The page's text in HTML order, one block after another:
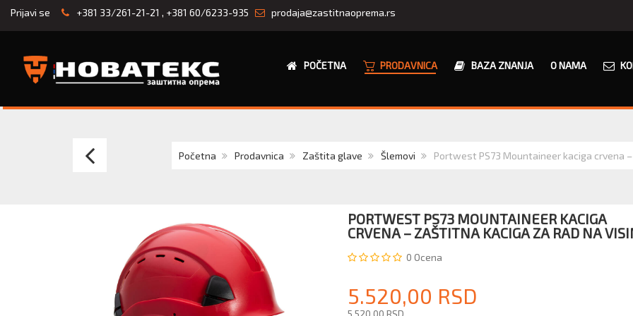
Prijavi se +381 33/261-21-21 , +381 60/6233-935 prodaja@zastitnaoprema.rs
POČETNA PRODAVNICA BAZA ZNANJA O NAMA
Početna Prodavnica Zaštita glave Šlemovi Portwest PS73 Mountaineer kaciga crvena
ŠLEM
TOČKIĆEM
PORTWEST PS73 MOUNTAINEER KACIGA
CRVENA – ZAŠTITNA KACIGA ZA RAD NA
0 Ocena
5.520,00 RSD
5.520,00 RSD